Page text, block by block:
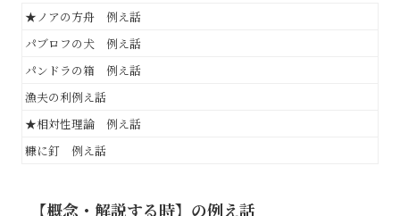
★ノアの方舟 例え話
パブロフの犬 例え話
パンドラの箱 例え話
漁夫の利例え話
★相対性理論 例え話
糠に釘 例え話
【概念・解説する時】の例え話